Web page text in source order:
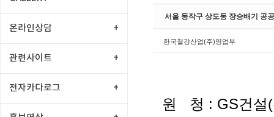
온라인상담 +
관련사이트 +
전자카다로그 +
서울 동작구 상도동 장승배기 공
한국철강산업(주)영업부
원 청 : GS건설